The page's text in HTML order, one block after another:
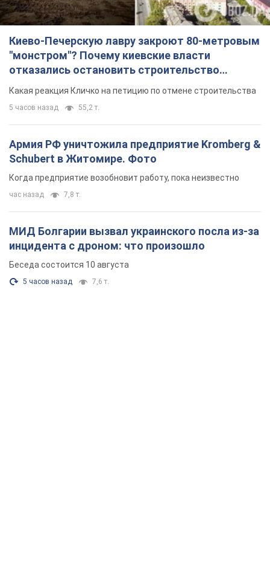
Киево-Печерскую лавру закроют 80-метровым
"монстром"? Почему киевские власти
отказались остановить строительство
небоскреба "московского верующего"
Какая реакция Кличко на петицию по отмене строительства
5 часов назад 55,2 т.
Армия РФ уничтожила предприятие Kromberg &
Schubert в Житомире. Фото
Когда предприятие возобновит работу, пока неизвестно
час назад 7,8 т.
МИД Болгарии вызвал украинского посла из-за
инцидента с дроном: что произошло
Беседа состоится 10 августа
5 часов назад 7,6 т.